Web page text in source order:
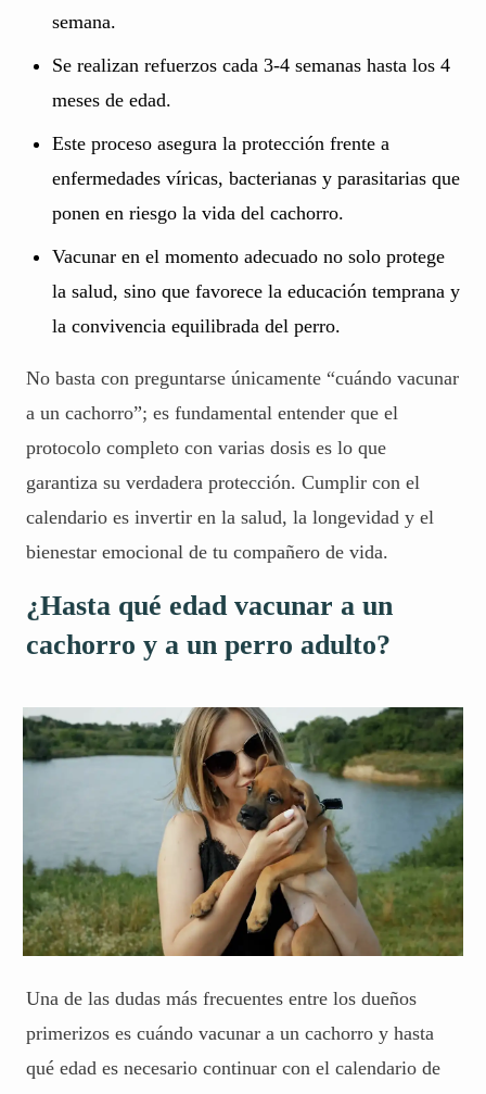
semana.
Se realizan refuerzos cada 3-4 semanas hasta los 4
meses de edad.
Este proceso asegura la protección frente a
enfermedades víricas, bacterianas y parasitarias que
ponen en riesgo la vida del cachorro.
Vacunar en el momento adecuado no solo protege
la salud, sino que favorece la educación temprana y
la convivencia equilibrada del perro.
No basta con preguntarse únicamente “cuándo vacunar
a un cachorro”; es fundamental entender que el
protocolo completo con varias dosis es lo que
garantiza su verdadera protección. Cumplir con el
calendario es invertir en la salud, la longevidad y el
bienestar emocional de tu compañero de vida.
¿Hasta qué edad vacunar a un
cachorro y a un perro adulto?
Una de las dudas más frecuentes entre los dueños
primerizos es cuándo vacunar a un cachorro y hasta
qué edad es necesario continuar con el calendario de